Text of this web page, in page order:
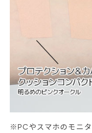
※PCやスマホのモニ